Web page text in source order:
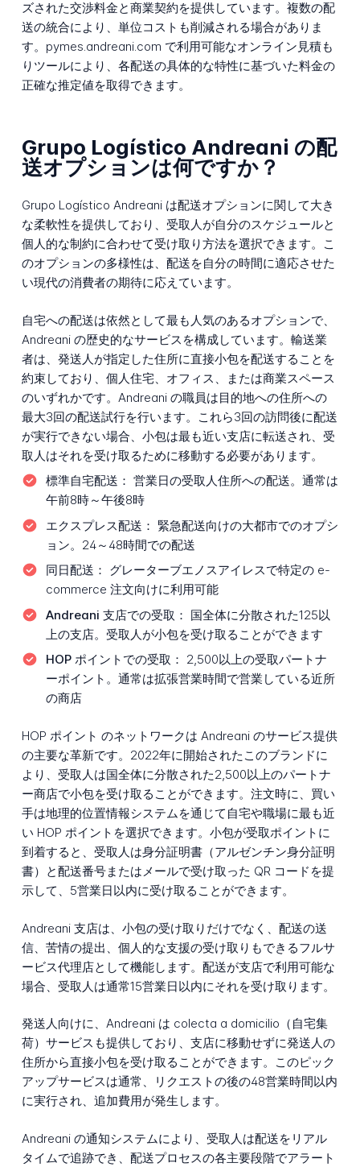
ズされた交渉料金と商業契約を提供しています。複数の配
送の統合により、単位コストも削減される場合がありま
す。pymes.andreani.com で利用可能なオンライン見積も
りツールにより、各配送の具体的な特性に基づいた料金の
正確な推定値を取得できます。
Grupo Logístico Andreani の配
送オプションは何ですか？
Grupo Logístico Andreani は配送オプションに関して大き
な柔軟性を提供しており、受取人が自分のスケジュールと
個人的な制約に合わせて受け取り方法を選択できます。こ
のオプションの多様性は、配送を自分の時間に適応させた
い現代の消費者の期待に応えています。
自宅への配送は依然として最も人気のあるオプションで、
Andreani の歴史的なサービスを構成しています。輸送業
者は、発送人が指定した住所に直接小包を配送することを
約束しており、個人住宅、オフィス、または商業スペース
のいずれかです。Andreani の職員は目的地への住所への
最大3回の配送試行を行います。これら3回の訪問後に配送
が実行できない場合、小包は最も近い支店に転送され、受
取人はそれを受け取るために移動する必要があります。
標準自宅配送： 営業日の受取人住所への配送。通常は
午前8時～午後8時
エクスプレス配送： 緊急配送向けの大都市でのオプシ
ョン。24～48時間での配送
同日配送： グレーターブエノスアイレスで特定の e-
commerce 注文向けに利用可能
Andreani 支店での受取： 国全体に分散された125以
上の支店。受取人が小包を受け取ることができます
HOP ポイントでの受取： 2,500以上の受取パートナ
ーポイント。通常は拡張営業時間で営業している近所
の商店
HOP ポイント のネットワークは Andreani のサービス提供
の主要な革新です。2022年に開始されたこのブランドに
より、受取人は国全体に分散された2,500以上のパートナ
ー商店で小包を受け取ることができます。注文時に、買い
手は地理的位置情報システムを通じて自宅や職場に最も近
い HOP ポイントを選択できます。小包が受取ポイントに
到着すると、受取人は身分証明書（アルゼンチン身分証明
書）と配送番号またはメールで受け取った QR コードを提
示して、5営業日以内に受け取ることができます。
Andreani 支店は、小包の受け取りだけでなく、配送の送
信、苦情の提出、個人的な支援の受け取りもできるフルサ
ービス代理店として機能します。配送が支店で利用可能な
場合、受取人は通常15営業日以内にそれを受け取ります。
発送人向けに、Andreani は colecta a domicilio（自宅集
荷）サービスも提供しており、支店に移動せずに発送人の
住所から直接小包を受け取ることができます。このピック
アップサービスは通常、リクエストの後の48営業時間以内
に実行され、追加費用が発生します。
Andreani の通知システムにより、受取人は配送をリアル
タイムで追跡でき、配送プロセスの各主要段階でアラート